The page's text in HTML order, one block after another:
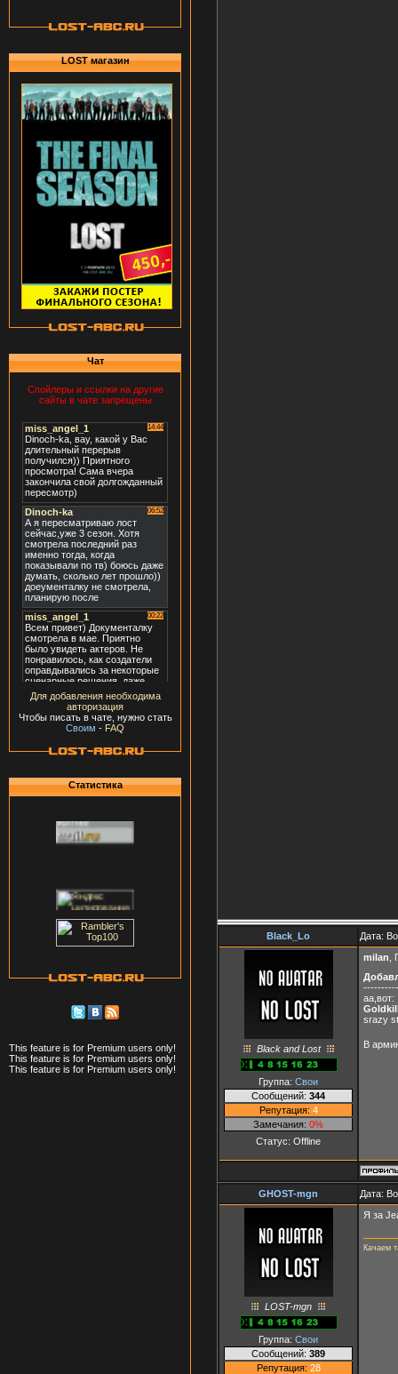
LOST магазин
Чат
Спойлеры и ссылки на другие
сайты в чате запрещены
Для добавления необходима
авторизация
Чтобы писать в чате, нужно стать
Своим - FAQ
Статистика
This feature is for Premium users only!
This feature is for Premium users only!
This feature is for Premium users only!
Black_Lo Дата:
Black and Lost
Группа: Свои
Сообщений: 344
Репутация: 4
Замечания: 0%
Статус: Offline
milan
аа,вот:
srazy
В
GHOST-mgn Дата:
LOST-mgn
Группа: Свои
Сообщений: 389
Репутация: 28
Я за
Качаем